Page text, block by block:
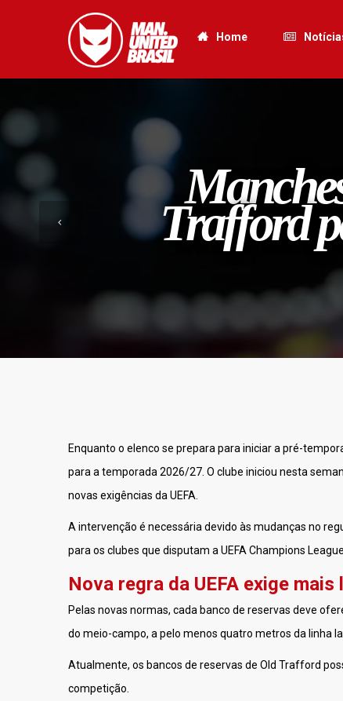
Home
Trafford
Enquanto o elenco se prepara para iniciar a pré-
para a temporada 2026/27. O clube iniciou nesta
novas exigências da UEFA.
A intervenção é necessária devido às mudanças no
para os clubes que disputam a UEFA Champions League.
Nova regra da UEFA exige
Pelas novas normas, cada banco de reservas deve
do meio-campo, a pelo menos quatro metros da linha
Atualmente, os bancos de reservas de Old Trafford
competição.